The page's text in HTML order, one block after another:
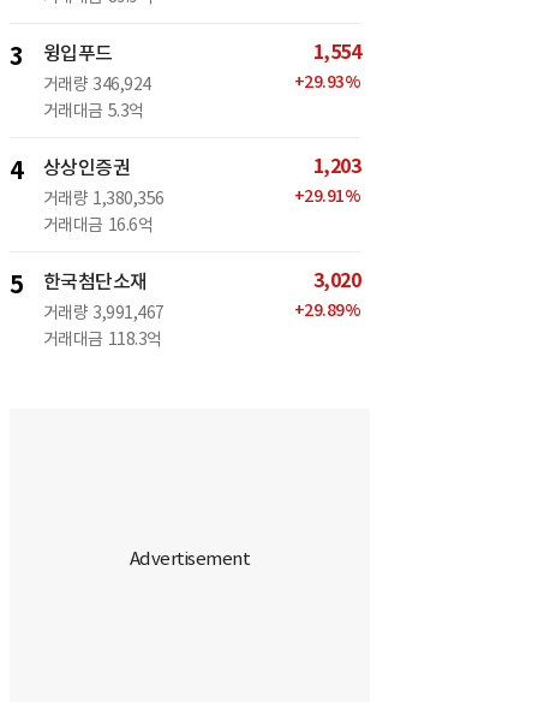
3 윙입푸드
거래량 346,924
거래대금 5.3억
1,554
+29.93%
4 상상인증권
거래량 1,380,356
거래대금 16.6억
1,203
+29.91%
5 한국첨단소재
거래량 3,991,467
거래대금 118.3억
3,020
+29.89%